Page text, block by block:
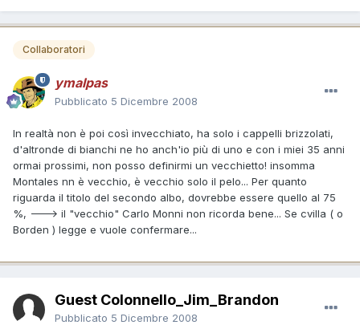
Collaboratori
ymalpas
Pubblicato 5 Dicembre 2008
In realtà non è poi così invecchiato, ha solo i cappelli brizzolati,
d'altronde di bianchi ne ho anch'io più di uno e con i miei 35 anni
ormai prossimi, non posso definirmi un vecchietto! insomma
Montales nn è vecchio, è vecchio solo il pelo... Per quanto
riguarda il titolo del secondo albo, dovrebbe essere quello al 75
%, ---> il "vecchio" Carlo Monni non ricorda bene... Se cvilla ( o
Borden ) legge e vuole confermare...
Guest Colonnello_Jim_Brandon
Pubblicato 5 Dicembre 2008